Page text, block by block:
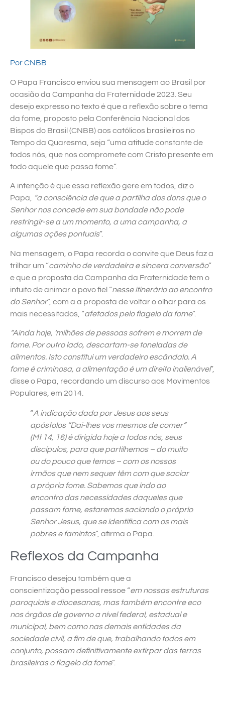
Por CNBB
O Papa Francisco enviou sua mensagem ao Brasil por
ocasião da Campanha da Fraternidade 2023. Seu
desejo expresso no texto é que a reflexão sobre o tema
da fome, proposto pela Conferência Nacional dos
Bispos do Brasil (CNBB) aos católicos brasileiros no
Tempo da Quaresma, seja “uma atitude constante de
todos nós, que nos compromete com Cristo presente em
todo aquele que passa fome“.
A intenção é que essa reflexão gere em todos, diz o
Papa,
“a consciência de que a partilha dos dons que o
Senhor nos concede em sua bondade não pode
restringir-se a um momento, a uma campanha, a
algumas ações pontuais”.
Na mensagem, o Papa recorda o convite que Deus faz a
trilhar um “caminho de verdadeira e sincera conversão”
e que a proposta da Campanha da Fraternidade tem o
intuito de animar o povo fiel “nesse itinerário ao encontro
do Senhor”, com a a proposta de voltar o olhar para os
mais necessitados, “afetados pelo flagelo da fome”.
“Ainda hoje, ‘milhões de pessoas sofrem e morrem de
fome. Por outro lado, descartam-se toneladas de
alimentos. Isto constitui um verdadeiro escândalo. A
fome é criminosa, a alimentação é um direito inalienável”,
disse o Papa, recordando um discurso aos Movimentos
Populares, em 2014.
“A indicação dada por Jesus aos seus
apóstolos “Dai-lhes vos mesmos de comer”
(Mt 14, 16) é dirigida hoje a todos nós, seus
discípulos, para que partilhemos – do muito
ou do pouco que temos – com os nossos
irmãos que nem sequer têm com que saciar
a própria fome. Sabemos que indo ao
encontro das necessidades daqueles que
passam fome, estaremos saciando o próprio
Senhor Jesus, que se identifica com os mais
pobres e famintos”, afirma o Papa.
Reflexos da Campanha
Francisco desejou também que a
conscientização pessoal ressoe “em nossas estruturas
paroquiais e diocesanas, mas também encontre eco
nos órgãos de governo a nível federal, estadual e
municipal, bem como nas demais entidades da
sociedade civil, a fim de que, trabalhando todos em
conjunto, possam definitivamente extirpar das terras
brasileiras o flagelo da fome”.